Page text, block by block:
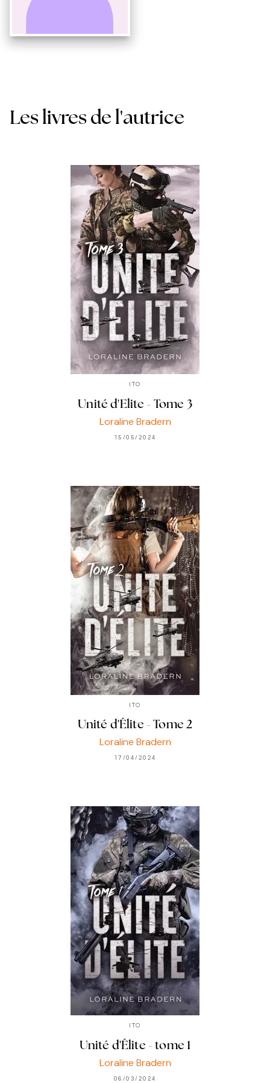
Les livres de l'autrice
ITO
Unité d'Elite - Tome 3
Loraline Bradern
15/05/2024
ITO
Unité d'Élite - Tome 2
Loraline Bradern
17/04/2024
ITO
Unité d'Élite - tome 1
Loraline Bradern
06/03/2024